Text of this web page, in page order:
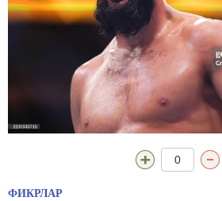
0
ФИКРЛАР